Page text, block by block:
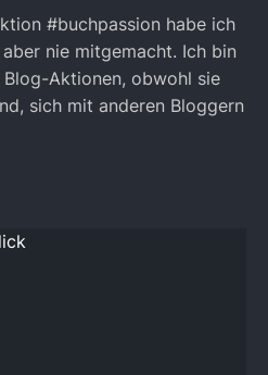
#buchpassion habe ich
nie mitgemacht. Ich bin
Aktionen, obwohl sie
sich mit anderen Bloggern